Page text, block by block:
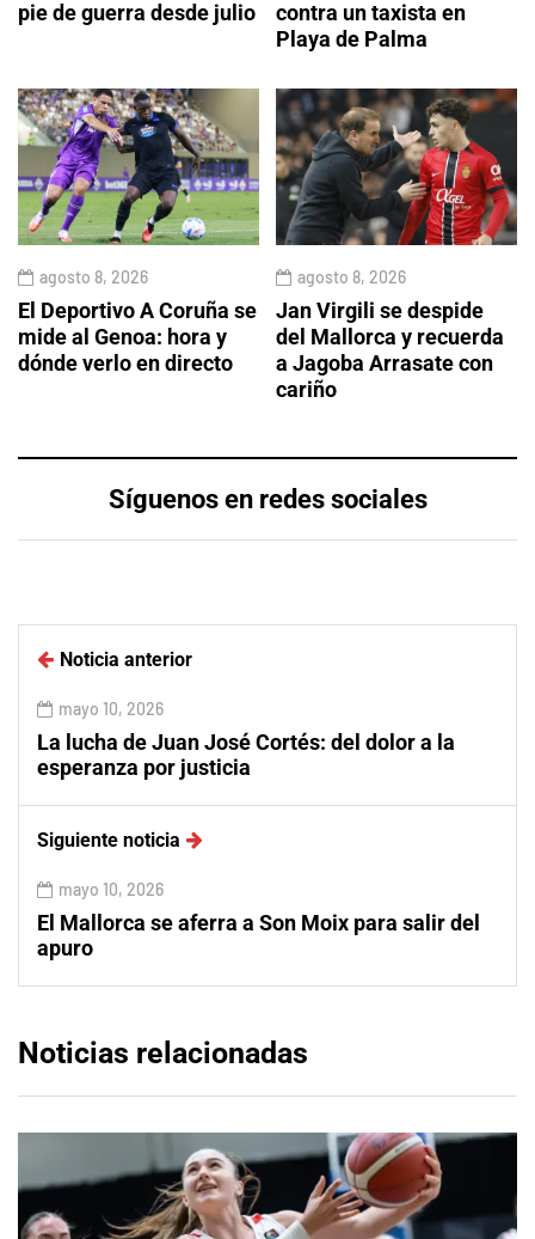
pie de guerra desde julio
contra un taxista en
Playa de Palma
agosto 8, 2026
El Deportivo A Coruña se
mide al Genoa: hora y
dónde verlo en directo
agosto 8, 2026
Jan Virgili se despide
del Mallorca y recuerda
a Jagoba Arrasate con
cariño
Síguenos en redes sociales
Noticia anterior
mayo 10, 2026
La lucha de Juan José Cortés: del dolor a la
esperanza por justicia
Siguiente noticia
mayo 10, 2026
El Mallorca se aferra a Son Moix para salir del
apuro
Noticias relacionadas